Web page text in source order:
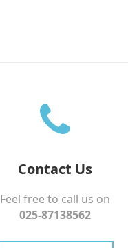
Contact Us
Feel free to call us on
025-87138562